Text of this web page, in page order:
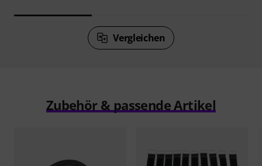
Vergleichen
Zubehör & passende Artikel